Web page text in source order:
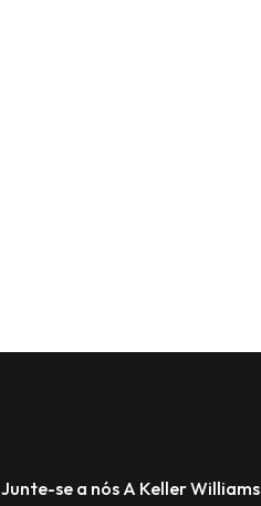
Junte-se a nós A Keller Williams